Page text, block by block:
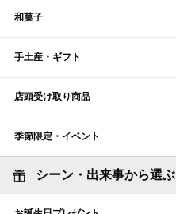
和菓子
手土産・ギフト
店頭受け取り商品
季節限定・イベント
シーン・出来事から選ぶ